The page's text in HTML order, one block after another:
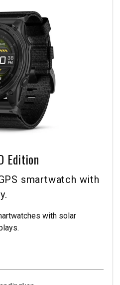
Edition
smartwatch with
with solar